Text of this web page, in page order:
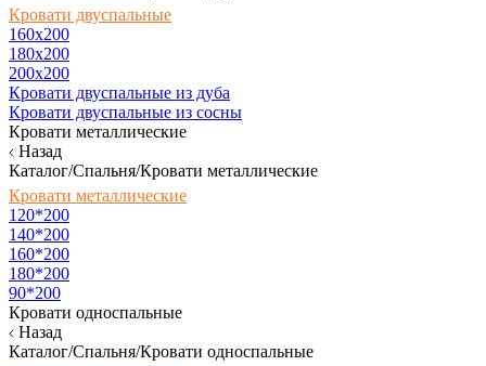
Кровати двуспальные
160х200
180x200
200x200
Кровати двуспальные из дуба
Кровати двуспальные из сосны
Кровати металлические
Назад
Каталог/Спальня/Кровати металлические
Кровати металлические
120*200
140*200
160*200
180*200
90*200
Кровати односпальные
Назад
Каталог/Спальня/Кровати односпальные